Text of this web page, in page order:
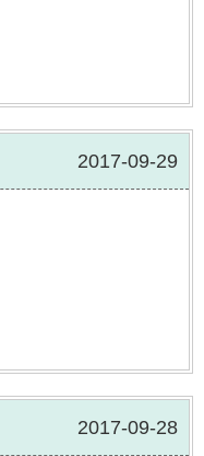
2017-09-29
2017-09-28